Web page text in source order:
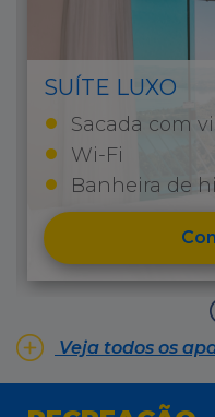
SUÍTE LUXO
Sacada com
Wi-Fi
Banheira de
Veja todos os